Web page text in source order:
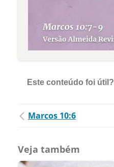
Este conteúdo foi útil?
Marcos 10:6
Veja também